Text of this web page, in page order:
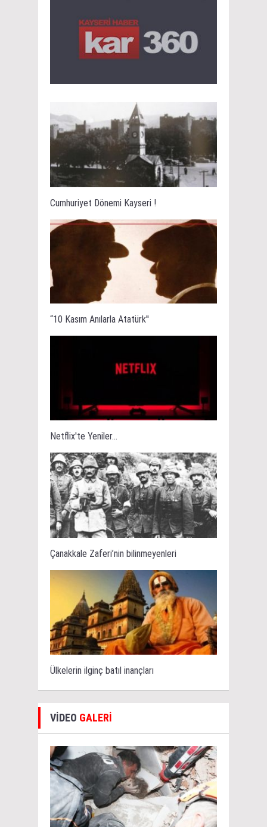
Cumhuriyet Dönemi Kayseri !
“10 Kasım Anılarla Atatürk''
Netflix'te Yeniler...
Çanakkale Zaferi’nin bilinmeyenleri
Ülkelerin ilginç batıl inançları
VİDEO GALERİ